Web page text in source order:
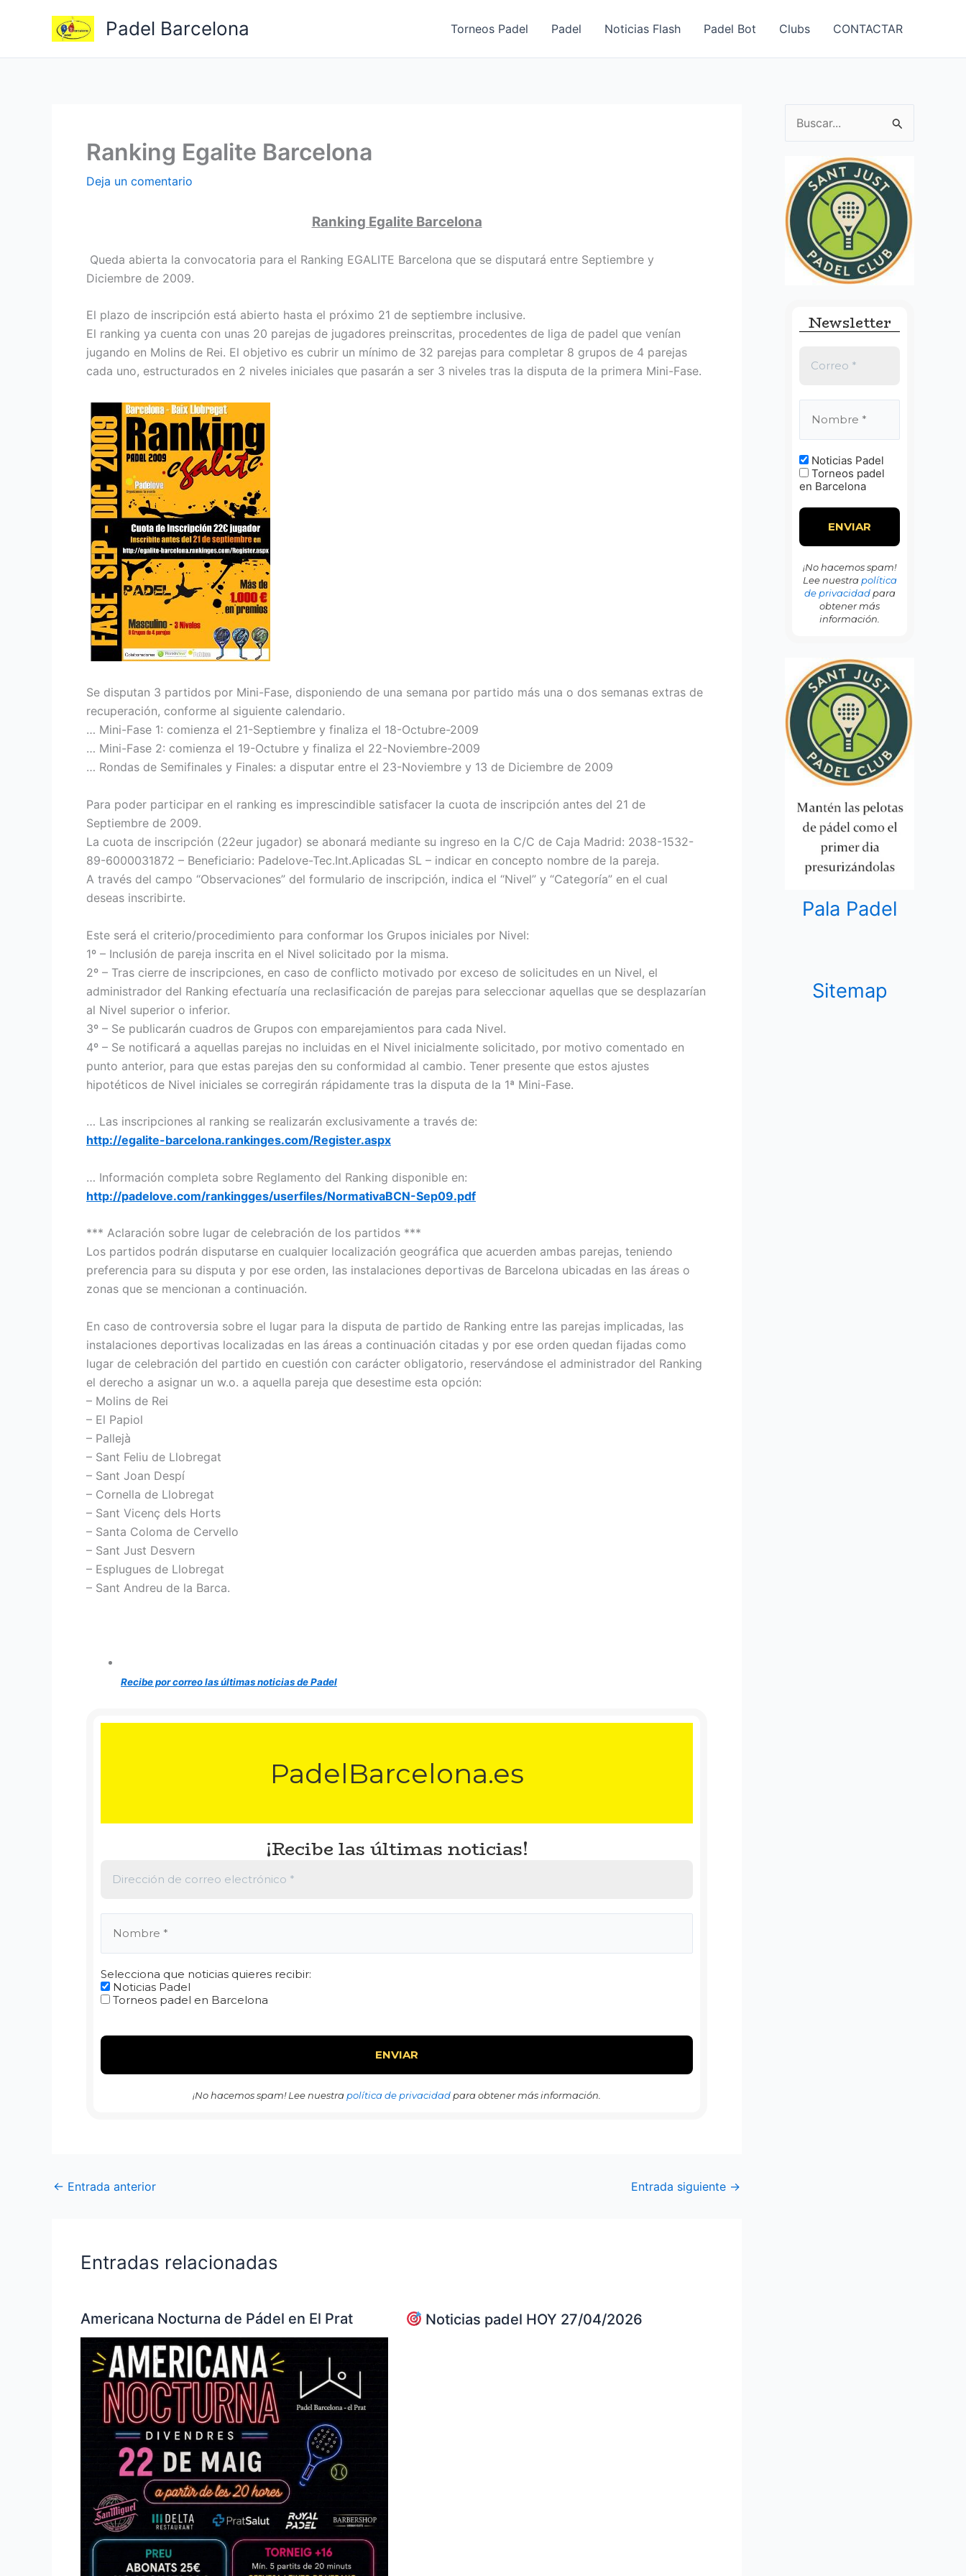
contenido
Padel Barcelona Torneos Padel Padel Noticias Flash Padel Bot Clubs CONTACTAR
Ranking Egalite Barcelona
Deja un comentario
Ranking Egalite Barcelona
Queda abierta la convocatoria para el Ranking EGALITE Barcelona que se disputará entre Septiembre y
Diciembre de 2009.
El plazo de inscripción está abierto hasta el próximo 21 de septiembre inclusive.
El ranking ya cuenta con unas 20 parejas de jugadores preinscritas, procedentes de liga de padel que venían
jugando en Molins de Rei. El objetivo es cubrir un mínimo de 32 parejas para completar 8 grupos de 4 parejas
cada uno, estructurados en 2 niveles iniciales que pasarán a ser 3 niveles tras la disputa de la primera Mini-Fase.
Se disputan 3 partidos por Mini-Fase, disponiendo de una semana por partido más una o dos semanas extras de
recuperación, conforme al siguiente calendario.
… Mini-Fase 1: comienza el 21-Septiembre y finaliza el 18-Octubre-2009
… Mini-Fase 2: comienza el 19-Octubre y finaliza el 22-Noviembre-2009
… Rondas de Semifinales y Finales: a disputar entre el 23-Noviembre y 13 de Diciembre de 2009
Para poder participar en el ranking es imprescindible satisfacer la cuota de inscripción antes del 21 de
Septiembre de 2009.
La cuota de inscripción (22eur jugador) se abonará mediante su ingreso en la C/C de Caja Madrid: 2038-1532-
89-6000031872 – Beneficiario: Padelove-Tec.Int.Aplicadas SL – indicar en concepto nombre de la pareja.
A través del campo “Observaciones” del formulario de inscripción, indica el “Nivel” y “Categoría” en el cual
deseas inscribirte.
Este será el criterio/procedimiento para conformar los Grupos iniciales por Nivel:
1º – Inclusión de pareja inscrita en el Nivel solicitado por la misma.
2º – Tras cierre de inscripciones, en caso de conflicto motivado por exceso de solicitudes en un Nivel, el
administrador del Ranking efectuaría una reclasificación de parejas para seleccionar aquellas que se desplazarían
al Nivel superior o inferior.
3º – Se publicarán cuadros de Grupos con emparejamientos para cada Nivel.
4º – Se notificará a aquellas parejas no incluidas en el Nivel inicialmente solicitado, por motivo comentado en
punto anterior, para que estas parejas den su conformidad al cambio. Tener presente que estos ajustes
hipotéticos de Nivel iniciales se corregirán rápidamente tras la disputa de la 1ª Mini-Fase.
… Las inscripciones al ranking se realizarán exclusivamente a través de:
http://egalite-barcelona.rankinges.com/Register.aspx
… Información completa sobre Reglamento del Ranking disponible en:
http://padelove.com/rankingges/userfiles/NormativaBCN-Sep09.pdf
*** Aclaración sobre lugar de celebración de los partidos ***
Los partidos podrán disputarse en cualquier localización geográfica que acuerden ambas parejas, teniendo
preferencia para su disputa y por ese orden, las instalaciones deportivas de Barcelona ubicadas en las áreas o
zonas que se mencionan a continuación.
En caso de controversia sobre el lugar para la disputa de partido de Ranking entre las parejas implicadas, las
instalaciones deportivas localizadas en las áreas a continuación citadas y por ese orden quedan fijadas como
lugar de celebración del partido en cuestión con carácter obligatorio, reservándose el administrador del Ranking
el derecho a asignar un w.o. a aquella pareja que desestime esta opción:
– Molins de Rei
– El Papiol
– Pallejà
– Sant Feliu de Llobregat
– Sant Joan Despí
– Cornella de Llobregat
– Sant Vicenç dels Horts
– Santa Coloma de Cervello
– Sant Just Desvern
– Esplugues de Llobregat
– Sant Andreu de la Barca.
Recibe por correo las últimas noticias de Padel
PadelBarcelona.es
¡Recibe las últimas noticias!
Selecciona que noticias quieres recibir:
Noticias Padel
Torneos padel en Barcelona
¡No hacemos spam! Lee nuestra política de privacidad para obtener más información.
← Entrada anterior Entrada siguiente →
Entradas relacionadas
Americana Nocturna de Pádel en El Prat Noticias padel HOY 27/04/2026
u
a
r
Newsletter
Noticias Padel
Torneos padel
en Barcelona
¡No hacemos spam!
Lee nuestra política
de privacidadpara
obtener más
información.
Pala Padel
Sitemap